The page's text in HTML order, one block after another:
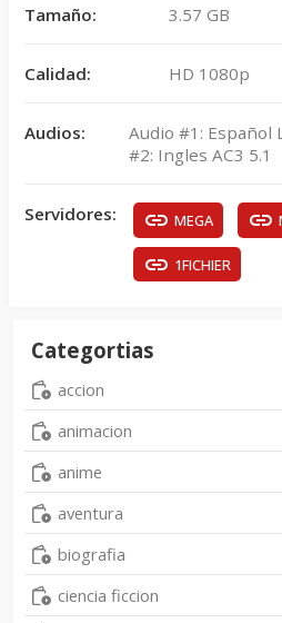
Tamaño: 3.57 GB
Calidad: HD 1080p
Audios:
Audio #1: Español
#2: Ingles AC3 5.1
Servidores: MEGA
1FICHIER
Categortias
accion
animacion
anime
aventura
biografia
ciencia ficcion